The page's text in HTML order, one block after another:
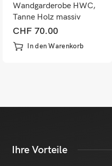
Wandgarderobe HWC,
Tanne Holz massiv
22x60x18cm
CHF 70.00
In den Warenkorb
Ihre Vorteile